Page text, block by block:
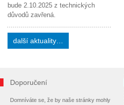
bude 2.10.2025 z technických
důvodů zavřená.
další aktuality…
Doporučení
Domníváte se, že by naše stránky mohly